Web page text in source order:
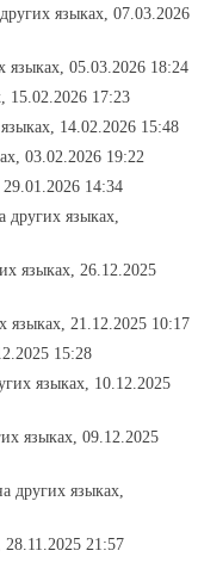
языках, 07.03.2026
языках, 05.03.2026 18:24
15.02.2026 17:23
14.02.2026 15:48
03.02.2026 19:22
14:34
других языках,
языках, 26.12.2025
языках, 21.12.2025 10:17
15:28
языках, 10.12.2025
языках, 09.12.2025
других языках,
21:57